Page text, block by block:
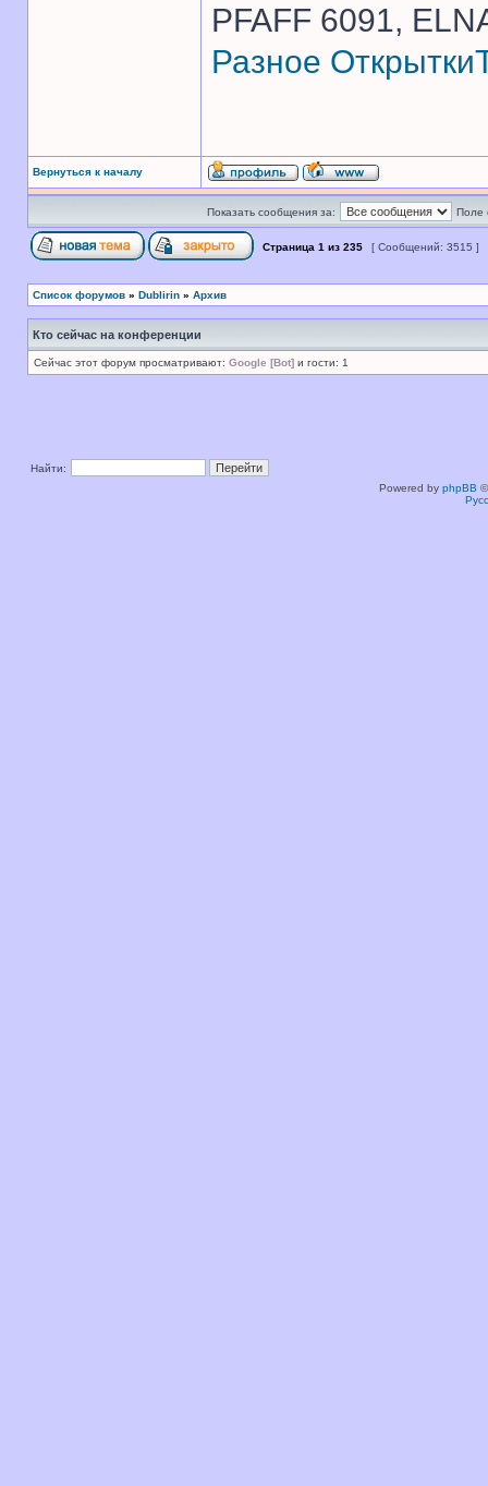
PFAFF 6091,
Разное Открытки
Вернуться к началу
Показать сообщения за: Поле
Страница 1 из 235 [ Сообщений: 3515 ]
Список форумов » Dublirin » Архив
Кто сейчас на конференции
Сейчас этот форум просматривают: Google [Bot] и гости: 1
Найти:
Powered by phpBB